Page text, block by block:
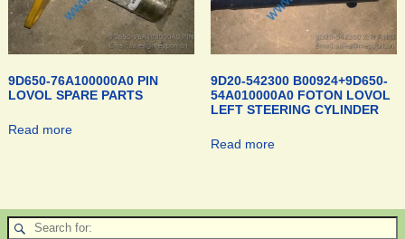
9D650-76A100000A0 PIN
LOVOL SPARE PARTS
Read more
9D20-542300 B00924+9D650-
54A010000A0 FOTON LOVOL
LEFT STEERING CYLINDER
Read more